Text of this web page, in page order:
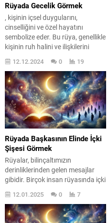
Rüyada Gecelik Görmek
, kişinin içsel duygularını,
cinselliğini ve özel hayatını
sembolize eder. Bu rüya, genellikle
kişinin ruh halini ve ilişkilerini
anlamaya yardımcı olabilir.
Gecelik, rahatlık ve huzur arayışını
simgelerken, aynı zamanda
kişinin kendini savunmasız
hissettiği anları da yansıtabilir.
Rüyada gecelik görmek, bireyin
içsel dünyasında yaşadığı
çatışmaları, arzuları ve korkuları
gün yüzüne çıkarabilir....
12.12.2024 0 19
Rüyada Başkasının Elinde İçki
Şişesi Görmek
Rüyalar, bilinçaltımızın
derinliklerinden gelen mesajlar
gibidir. Birçok insan rüyasında içki
şişesi görebilir; özellikle bu şişenin
başkası tarafından tutulduğunu
görmek, oldukça ilginç bir durumu
temsil eder. Peki, bu rüya ne
12.01.2025 0 7